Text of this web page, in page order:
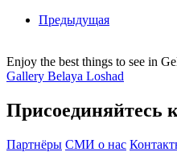
Предыдущая
Enjoy the best things to see in
Gallery Belaya Loshad
Присоединяйтесь
Партнёры СМИ о нас